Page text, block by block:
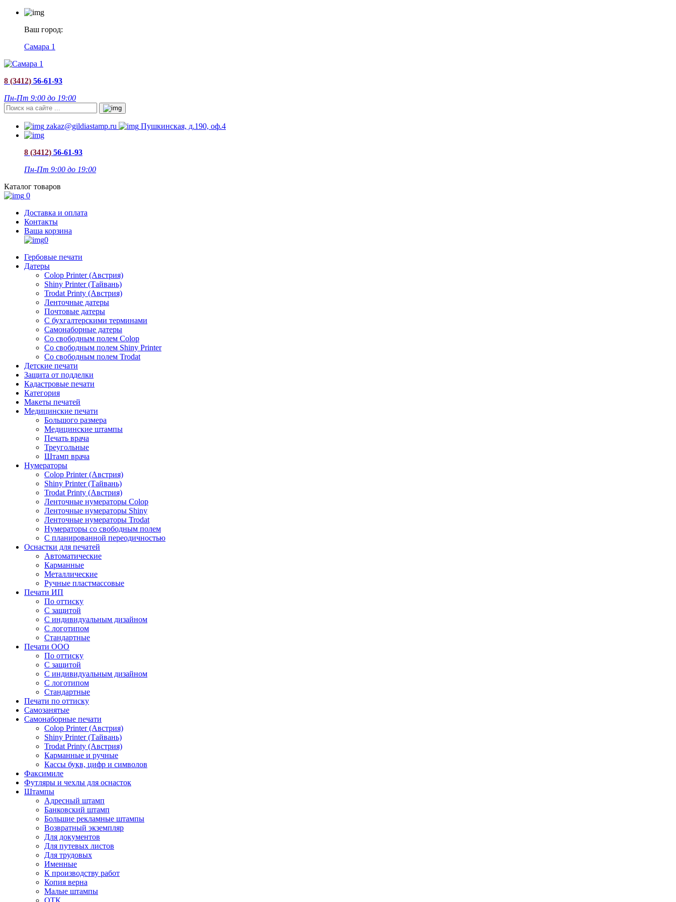
Ваш город:
Самара 1
8 (3412) 56-61-93
Пн-Пт 9:00 до 19:00
zakaz@gildiastamp.ru Пушкинская, д.190, оф.4
8 (3412) 56-61-93
Пн-Пт 9:00 до 19:00
Каталог товаров
0
Доставка и оплата
Контакты
Ваша корзина
0
Гербовые печати
Датеры
Colop Printer (Австрия)
Shiny Printer (Тайвань)
Trodat Printy (Австрия)
Ленточные датеры
Почтовые датеры
С бухгалтерскими терминами
Самонаборные датеры
Со свободным полем Colop
Со свободным полем Shiny Printer
Со свободным полем Trodat
Детские печати
Защита от подделки
Кадастровые печати
Категория
Макеты печатей
Медицинские печати
Большого размера
Медицинские штампы
Печать врача
Треугольные
Штамп врача
Нумераторы
Colop Printer (Австрия)
Shiny Printer (Тайвань)
Trodat Printy (Австрия)
Ленточные нумераторы Colop
Ленточные нумераторы Shiny
Ленточные нумераторы Trodat
Нумераторы со свободным полем
С планированной переодичностью
Оснастки для печатей
Автоматические
Карманные
Металлические
Ручные пластмассовые
Печати ИП
По оттиску
С защитой
С индивидуальным дизайном
С логотипом
Стандартные
Печати ООО
По оттиску
С защитой
С индивидуальным дизайном
С логотипом
Стандартные
Печати по оттиску
Самозанятые
Самонаборные печати
Colop Printer (Австрия)
Shiny Printer (Тайвань)
Trodat Printy (Австрия)
Карманные и ручные
Кассы букв, цифр и символов
Факсимиле
Футляры и чехлы для оснасток
Штампы
Адресный штамп
Банковский штамп
Большие рекламные штампы
Возвратный экземпляр
Для документов
Для путевых листов
Для трудовых
Именные
К производству работ
Копия верна
Малые штампы
ОТК